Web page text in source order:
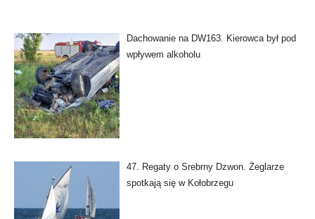
Dachowanie na DW163. Kierowca był pod
wpływem alkoholu
47. Regaty o Srebrny Dzwon. Żeglarze
spotkają się w Kołobrzegu